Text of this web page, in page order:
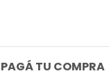
PAGÁ TU COMPRA